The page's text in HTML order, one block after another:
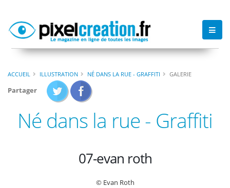
ACCUEIL ILLUSTRATION NÉ DANS LA RUE - GRAFFITI GALERIE
Partager
Né dans la rue - Graffiti
07-evan roth
© Evan Roth